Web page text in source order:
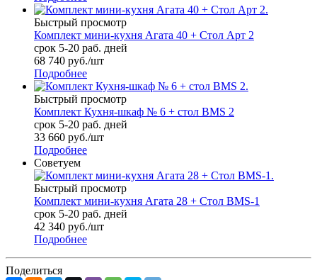
Быстрый просмотр
Комплект мини-кухня Агата 40 + Стол Арт 2
срок 5-20 раб. дней
68 740 руб./шт
Подробнее
Быстрый просмотр
Комплект Кухня-шкаф № 6 + стол BMS 2
срок 5-20 раб. дней
33 660 руб./шт
Подробнее
Советуем
Быстрый просмотр
Комплект мини-кухня Агата 28 + Стол BMS-1
срок 5-20 раб. дней
42 340 руб./шт
Подробнее
Поделиться